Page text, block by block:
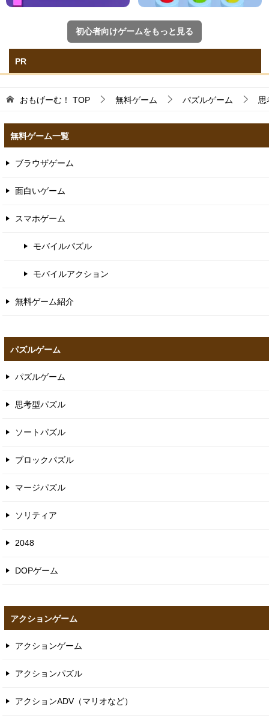
初心者向けゲームをもっと見る
PR
おもげーむ！ TOP 無料ゲーム パズルゲーム 思
無料ゲーム一覧
ブラウザゲーム
面白いゲーム
スマホゲーム
モバイルパズル
モバイルアクション
無料ゲーム紹介
パズルゲーム
パズルゲーム
思考型パズル
ソートパズル
ブロックパズル
マージパズル
ソリティア
2048
DOPゲーム
アクションゲーム
アクションゲーム
アクションパズル
アクションADV（マリオなど）